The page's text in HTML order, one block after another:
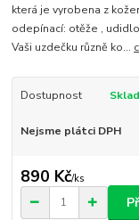
která je vyrobena z
odepínací: otěže ,
Vaši uzdečku různě ko...
Dostupnost
Nejsme plátci DPH
890 Kč/ks